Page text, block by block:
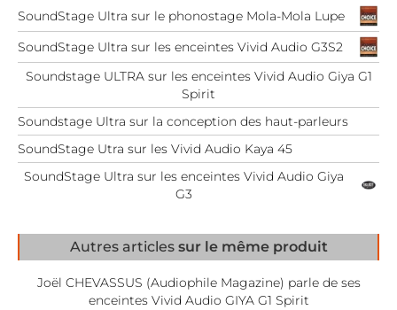
SoundStage Ultra sur le phonostage Mola-Mola Lupe
SoundStage Ultra sur les enceintes Vivid Audio G3S2
Soundstage ULTRA sur les enceintes Vivid Audio Giya G1
Spirit
Soundstage Ultra sur la conception des haut-parleurs
SoundStage Utra sur les Vivid Audio Kaya 45
SoundStage Ultra sur les enceintes Vivid Audio Giya
G3
Autres articles sur le même produit
Joël CHEVASSUS (Audiophile Magazine) parle de ses
enceintes Vivid Audio GIYA G1 Spirit